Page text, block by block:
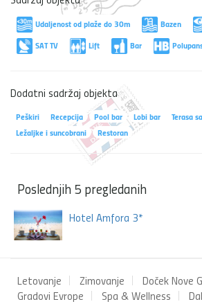
Udaljenost od plaže do 30m Bazen
SAT TV
Lift Bar
Dodatni sadržaj objekta
Peškiri Recepcija Pool bar Lobi bar
Terasa
Ležaljke i suncobrani
Restoran
Poslednjih 5 pregledanih
Hotel Amfora 3*
Letovanje Zimovanje
Doček Nove
Gradovi Evrope
Spa & Wellness